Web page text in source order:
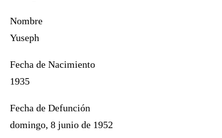
Nombre
Yuseph
Fecha de Nacimiento
1935
Fecha de Defunción
domingo, 8 junio de 1952